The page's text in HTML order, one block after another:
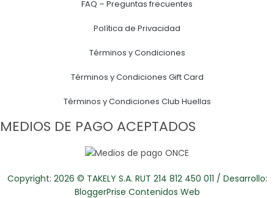
FAQ – Preguntas frecuentes
Política de Privacidad
Términos y Condiciones
Términos y Condiciones Gift Card
Términos y Condiciones Club Huellas
MEDIOS DE PAGO ACEPTADOS
Copyright: 2026 © TAKELY S.A. RUT 214 812 450 011 / Desarrollo:
BloggerPrise Contenidos Web